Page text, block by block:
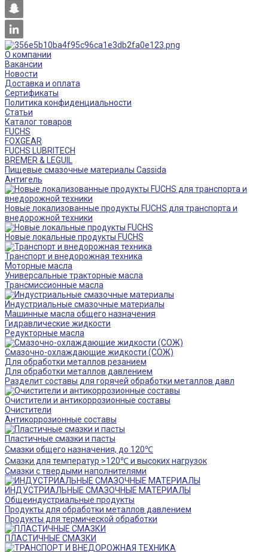
О компании
Вакансии
Новости
Доставка и оплата
Сертификаты
Политика конфиденциальности
Статьи
Каталог товаров
FUCHS
FOXGEAR
FUCHS LUBRITECH
BREMER & LEGUIL
Пищевые смазочные материалы Cassida
Антигель
Новые локализованные продукты FUCHS для транспорта и
внедорожной техники
Новые локальные продукты FUCHS
Транспорт и внедорожная техника
Моторные масла
Универсальные тракторные масла
Трансмиссионные масла
Индустриальные смазочные материалы
Машинные масла общего назначения
Гидравлические жидкости
Редукторные масла
Смазочно-охлаждающие жидкости (СОЖ)
Для обработки металлов резанием
Для обработки металлов давлением
Разделит составы для горячей обработки металлов давл
Очистители и антикоррозионные составы
Очистители
Антикоррозионные составы
Пластичные смазки и пасты
Смазки общего назначения, до 120℃
Смазки для температур >120℃ и высоких нагрузок
Смазки с твердыми наполнителями
ИНДУСТРИАЛЬНЫЕ СМАЗОЧНЫЕ МАТЕРИАЛЫ
Общеиндустриальные продукты
Продукты для обработки металлов давлением
Продукты для термической обработки
ПЛАСТИЧНЫЕ СМАЗКИ